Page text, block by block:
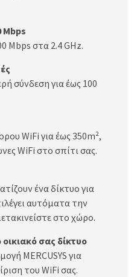
Mbps
Mbps στα 2.4 GHz.
σύνδεση για έως 100
WiFi για έως 350m²,
WiFi στο σπίτι σας.
ένα δίκτυο για
αυτόματα την
στο χώρο.
σας δίκτυο
MERCUSYS για
του WiFi σας.